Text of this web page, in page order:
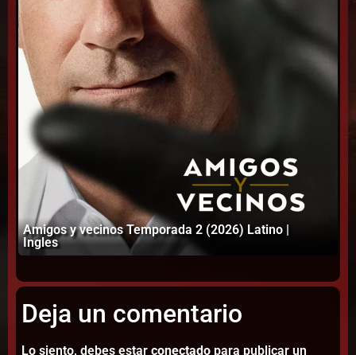
Amigos y vecinos Temporada 2 (2026) Latino |
Ingles
Deja un comentario
Lo siento, debes estar conectado para publicar un